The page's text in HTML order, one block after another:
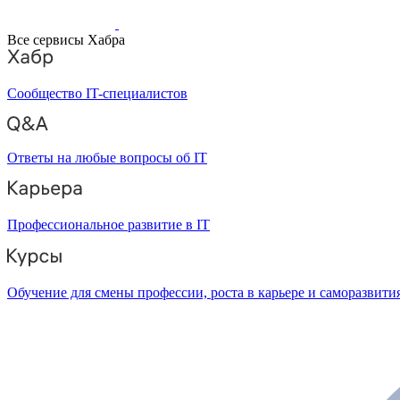
Все сервисы Хабра
Сообщество IT-специалистов
Ответы на любые вопросы об IT
Профессиональное развитие в IT
Обучение для смены профессии, роста в карьере и